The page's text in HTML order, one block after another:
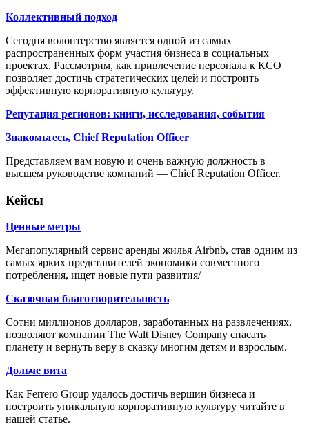
Коллективный подход
Сегодня волонтерство является одной из самых
распространенных форм участия бизнеса в социальных
проектах. Рассмотрим, как привлечение персонала к КСО
позволяет достичь стратегических целей и построить
эффективную корпоративную культуру.
Репутация регионов: книги, исследования, события
Знакомьтесь, Chief Reputation Officer
Представляем вам новую и очень важную должность в
высшем руководстве компаний — Chief Reputation Officer.
Кейсы
Ценные метры
Мегапопулярный сервис аренды жилья Airbnb, став одним из
самых ярких представителей экономики совместного
потребления, ищет новые пути развития/
Сказочная благотворительность
Сотни миллионов долларов, заработанных на развлечениях,
позволяют компании The Walt Disney Company спасать
планету и вернуть веру в сказку многим детям и взрослым.
Дольче вита
Как Ferrero Grouр удалось достичь вершин бизнеса и
построить уникальную корпоративную культуру читайте в
нашей статье.